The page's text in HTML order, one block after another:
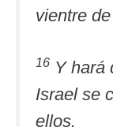
vientre
16 Y hará
Israel se
ellos.